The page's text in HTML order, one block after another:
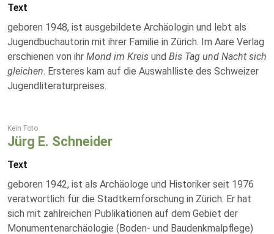
Text
geboren 1948, ist ausgebildete Archäologin und lebt als
Jugendbuchautorin mit ihrer Familie in Zürich. Im Aare Verlag
erschienen von ihr Mond im Kreis und Bis Tag und Nacht sich
gleichen. Ersteres kam auf die Auswahlliste des Schweizer
Jugendliteraturpreises.
Kein Foto
Jürg E. Schneider
Text
geboren 1942, ist als Archäologe und Historiker seit 1976
veratwortlich für die Stadtkernforschung in Zürich. Er hat
sich mit zahlreichen Publikationen auf dem Gebiet der
Monumentenarchäologie (Boden- und Baudenkmalpflege)